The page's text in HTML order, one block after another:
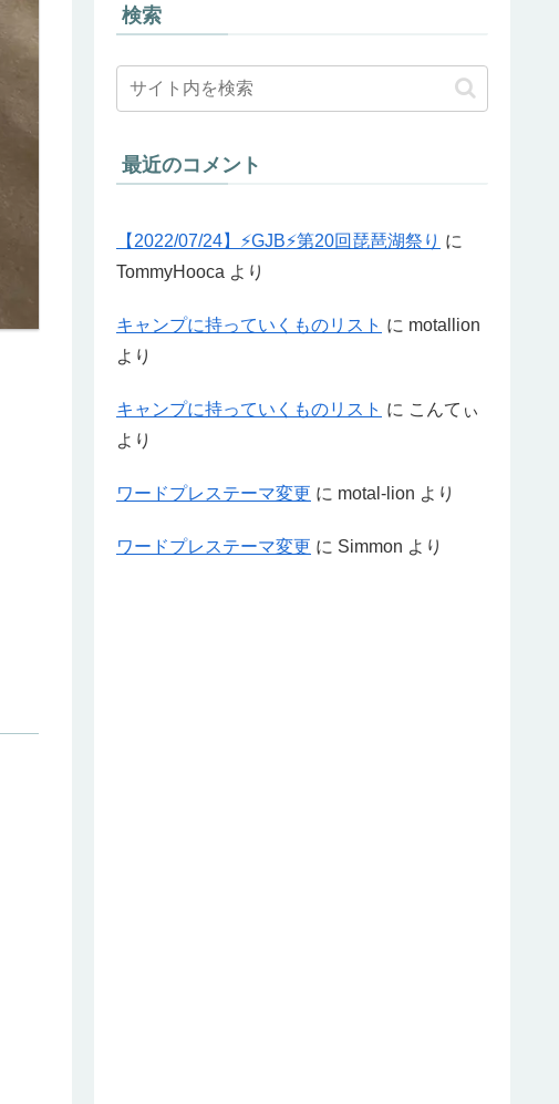
検索
最近のコメント
【2022/07/24】⚡GJB⚡第20回琵琶湖祭り に
TommyHooca より
キャンプに持っていくものリスト に motallion
より
キャンプに持っていくものリスト に こんてぃ
より
ワードプレステーマ変更 に motal-lion より
ワードプレステーマ変更 に Simmon より